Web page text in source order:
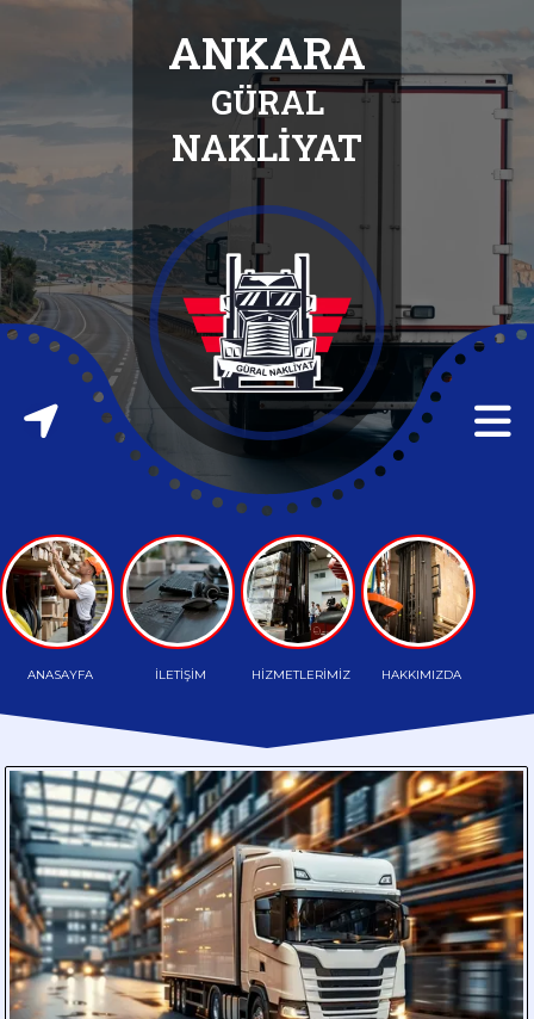
HAKKIMIZDA
HİZMETLERİMİZ
İLETİŞİM
FABRİKA
TAŞIMA
TAŞIMA
HAFRİYAT
TAŞIMA
TAŞIMA
HAMMADDE
TAŞIMA
PARÇA
YÜK
TAŞIMA
ANKARA
GÜRAL
NAKLİYAT
ANASAYFA İLETİŞİM HİZMETLERİMİZ HAKKIMIZDA